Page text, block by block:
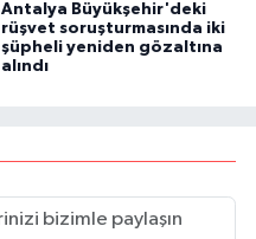
Antalya Büyükşehir'deki
rüşvet soruşturmasında iki
şüpheli yeniden gözaltına
alındı